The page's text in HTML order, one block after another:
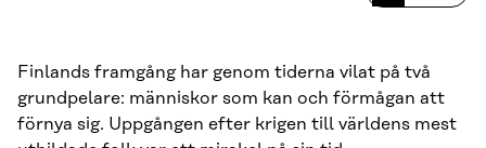
Finlands framgång har genom tiderna vilat på två
grundpelare: människor som kan och förmågan att
förnya sig. Uppgången efter krigen till världens mest